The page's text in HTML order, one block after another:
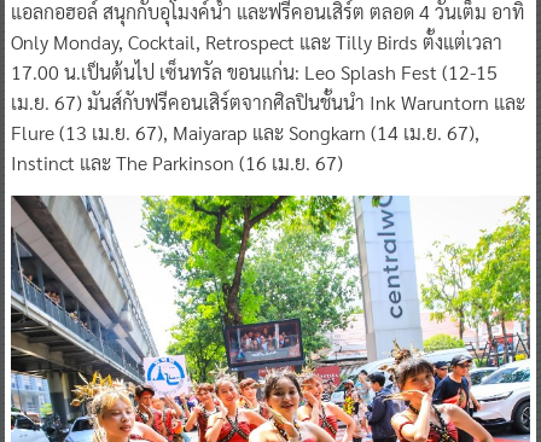
แอลกอฮอล์ สนุกกับอุโมงค์น้ำ และฟรีคอนเสิร์ต ตลอด 4 วันเต็ม อาทิ
Only Monday, Cocktail, Retrospect และ Tilly Birds ตั้งแต่เวลา
17.00 น.เป็นต้นไป เซ็นทรัล ขอนแก่น: Leo Splash Fest (12-15
เม.ย. 67) มันส์กับฟรีคอนเสิร์ตจากศิลปินชั้นนำ Ink Waruntorn และ
Flure (13 เม.ย. 67), Maiyarap และ Songkarn (14 เม.ย. 67),
Instinct และ The Parkinson (16 เม.ย. 67)